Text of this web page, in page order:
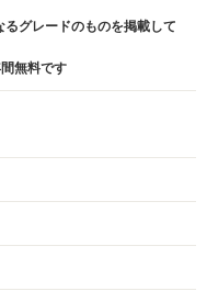
グレードのものを掲載して
無料です